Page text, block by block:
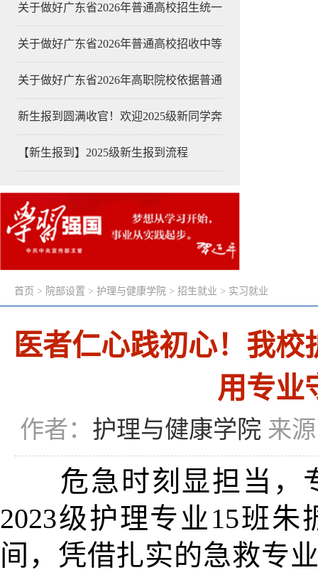
关于做好广东省2026年普通高校招生统一
关于做好广东省2026年普通高校招收中等
关于做好广东省2026年高职院校依据普通
新生报到圆满收官！欢迎2025级新同学奔
【新生报到】2025级新生报到流程
首页 > 院部设置 > 护理与健康学院 > 招生就业 > 实习就业
医者仁心践初心！我
用专业
作者： 护理与健康学院 来
危急时刻显担当，
2023级护理专业15班
间，凭借扎实的急救专